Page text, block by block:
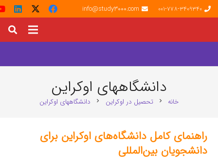
001-778-3409340
info@study3000.com
دانشگاههای اوکراین
خانه chevron_right تحصیل در اوکراین chevron_right دانشگاههای اوکراین
راهنمای کامل دانشگاه‌های اوکراین برای
دانشجویان بین‌المللی